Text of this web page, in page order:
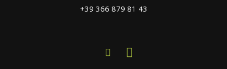
+39 366 879 81 43